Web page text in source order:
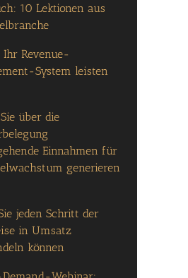
10 Lektionen aus
Ihr Revenue-
System leisten
über die
Einnahmen für
generieren
jeden Schritt der
in Umsatz
können